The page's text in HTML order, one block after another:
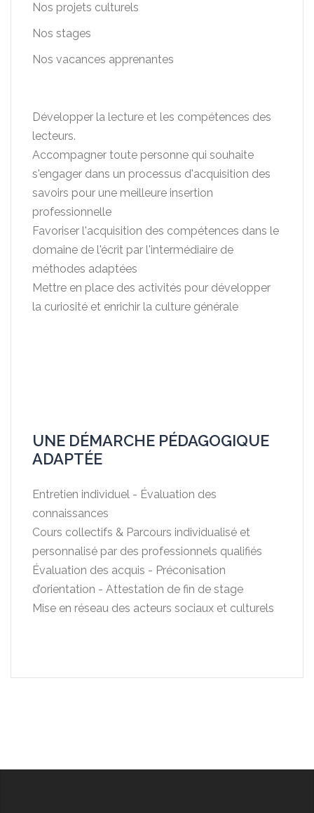
Nos projets culturels
Nos stages
Nos vacances apprenantes
Développer la lecture et les compétences des
lecteurs.
Accompagner toute personne qui souhaite
s'engager dans un processus d'acquisition des
savoirs pour une meilleure insertion
professionnelle
Favoriser l'acquisition des compétences dans le
domaine de l'écrit par l'intermédiaire de
méthodes adaptées
Mettre en place des activités pour développer
la curiosité et enrichir la culture générale
UNE DÉMARCHE PÉDAGOGIQUE
ADAPTÉE
Entretien individuel - Évaluation des
connaissances
Cours collectifs & Parcours individualisé et
personnalisé par des professionnels qualifiés
Évaluation des acquis - Préconisation
d’orientation - Attestation de fin de stage
Mise en réseau des acteurs sociaux et culturels